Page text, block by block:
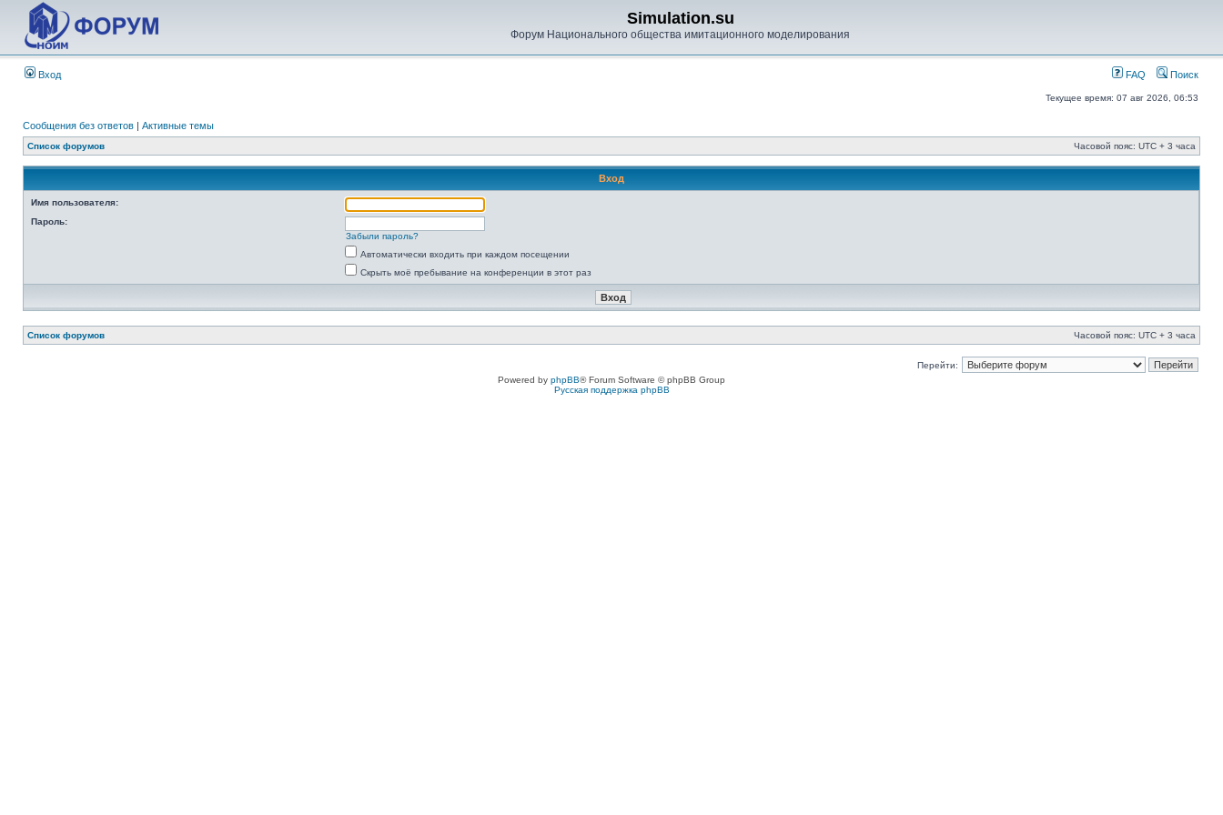
Simulation.su
Форум Национального общества имитационного моделирования
Вход FAQ Поиск
Текущее время: 07 авг 2026, 06:53
Сообщения без ответов | Активные темы
Список форумов Часовой пояс: UTC + 3 часа
Вход
Имя пользователя:
Пароль:
Забыли пароль?
Автоматически входить при каждом посещении
Скрыть моё пребывание на конференции в этот раз
Список форумов Часовой пояс: UTC + 3 часа
Перейти:
Powered by phpBB® Forum Software © phpBB Group
Русская поддержка phpBB